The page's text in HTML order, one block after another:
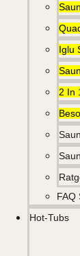
Iglu
2 In
FAQ
Hot-Tubs